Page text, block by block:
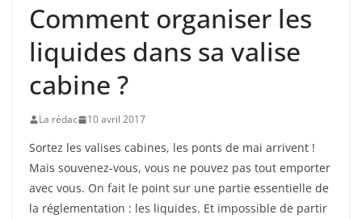
Comment organiser les
liquides dans sa valise
cabine ?
La rédac 10 avril 2017
Sortez les valises cabines, les ponts de mai arrivent !
Mais souvenez-vous, vous ne pouvez pas tout emporter
avec vous. On fait le point sur une partie essentielle de
la réglementation : les liquides. Et impossible de partir